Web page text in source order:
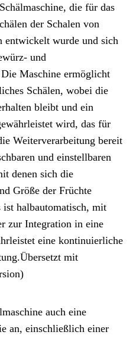
die für das
der Schalen von
entwickelt wurde und sich
und
Maschine ermöglicht
Schälen, wobei die
bleibt und ein
wird, das für
Weiterverarbeitung bereit
und einstellbaren
denen sich die
Größe der Früchte
ist halbautomatisch, mit
zur Integration in eine
eine kontinuierliche
mit
auch eine
an, einschließlich einer